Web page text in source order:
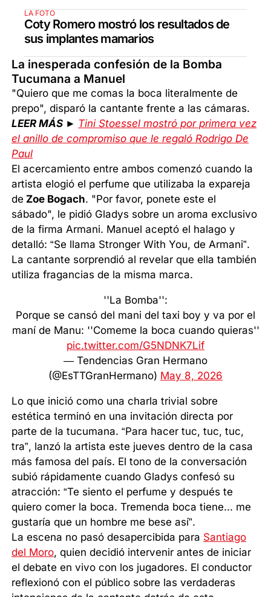
LA FOTO
Coty Romero mostró los resultados de
sus implantes mamarios
La inesperada confesión de la Bomba
Tucumana a Manuel
"Quiero que me comas la boca literalmente de
prepo", disparó la cantante frente a las cámaras.
LEER MÁS ► Tini Stoessel mostró por primera vez
el anillo de compromiso que le regaló Rodrigo De
Paul
El acercamiento entre ambos comenzó cuando la
artista elogió el perfume que utilizaba la expareja
de Zoe Bogach. "Por favor, ponete este el
sábado", le pidió Gladys sobre un aroma exclusivo
de la firma Armani. Manuel aceptó el halago y
detalló: “Se llama Stronger With You, de Armani”.
La cantante sorprendió al revelar que ella también
utiliza fragancias de la misma marca.
''La Bomba'':
Porque se cansó del mani del taxi boy y va por el
maní de Manu: ''Comeme la boca cuando quieras''
pic.twitter.com/G5NDNK7Lif
— Tendencias Gran Hermano
(@EsTTGranHermano) May 8, 2026
Lo que inició como una charla trivial sobre
estética terminó en una invitación directa por
parte de la tucumana. “Para hacer tuc, tuc, tuc,
tra”, lanzó la artista este jueves dentro de la casa
más famosa del país. El tono de la conversación
subió rápidamente cuando Gladys confesó su
atracción: “Te siento el perfume y después te
quiero comer la boca. Tremenda boca tiene... me
gustaría que un hombre me bese así”.
La escena no pasó desapercibida para Santiago
del Moro, quien decidió intervenir antes de iniciar
el debate en vivo con los jugadores. El conductor
reflexionó con el público sobre las verdaderas